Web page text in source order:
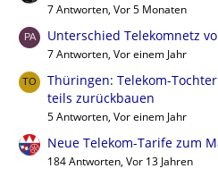
7 Antworten, Vor 5 Monaten
Unterschied Telekomnetz
7 Antworten, Vor einem Jahr
Thüringen: Telekom-
teils zurückbauen
5 Antworten, Vor einem Jahr
Neue Telekom-Tarife zum
184 Antworten, Vor 13 Jahren